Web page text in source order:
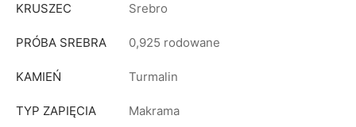
KRUSZEC Srebro
PRÓBA SREBRA 0,925 rodowane
KAMIEŃ Turmalin
TYP ZAPIĘCIA Makrama